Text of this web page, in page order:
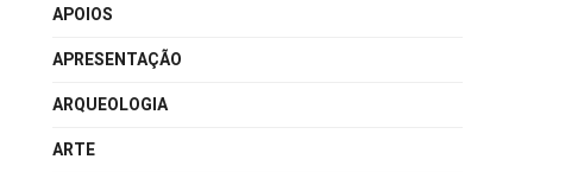
APOIOS
APRESENTAÇÃO
ARQUEOLOGIA
ARTE